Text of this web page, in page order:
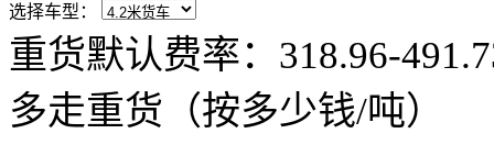
选择车型：
重货默认费率：318.96-
多走重货（按多少钱/吨）